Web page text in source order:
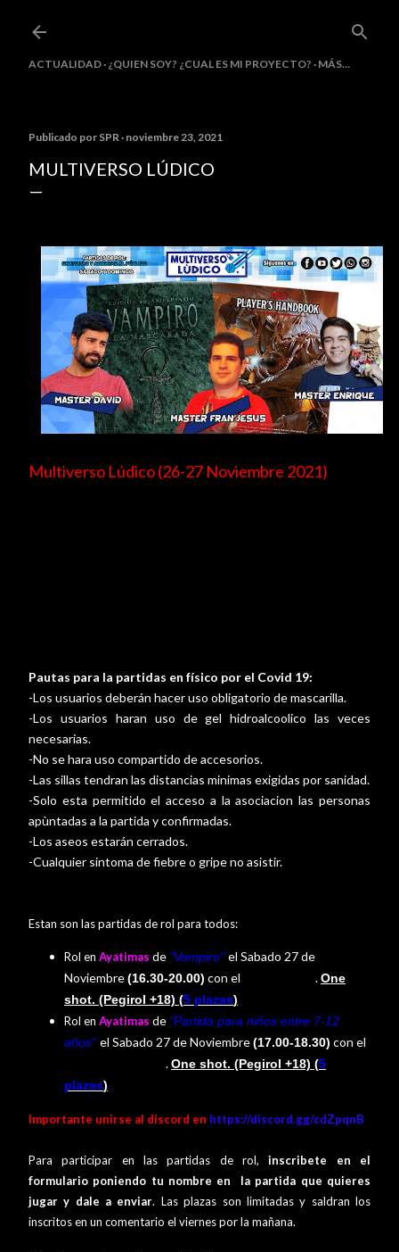
ACTUALIDAD ¿QUIEN SOY? ¿CUAL ES MI PROYECTO? MÁS…
Publicado por SPR noviembre 23, 2021
MULTIVERSO LÚDICO
Multiverso Lúdico (26-27 Noviembre 2021)
Pautas para la partidas en físico por el Covid 19:
-Los usuarios deberán hacer uso obligatorio de mascarilla.
-Los usuarios haran uso de gel hidroalcoolico las veces
necesarias.
-No se hara uso compartido de accesorios.
-Las sillas tendran las distancias minimas exigidas por sanidad.
-Solo esta permitido el acceso a la asociacion las personas
apùntadas a la partida y confirmadas.
-Los aseos estarán cerrados.
-Cualquier sintoma de fiebre o gripe no asistir.
Estan son las partidas de rol para todos:
Rol en Ayatimas de "Vampiro" el Sabado 27de
Noviembre(16.30-20.00) con el .One
shot. (Pegirol +18) (5 plazas)
Rol en Ayatimas de "Partida para niños entre 7-12
años" el Sabado 27deNoviembre(17.00-18.30) con el
.One shot. (Pegirol +18) (5
plazas)
Importante unirse al discord en https://discord.gg/cdZpqnB
Para participar en las partidas de rol,inscribete en el
formulario poniendo tu nombre en la partida que quieres
jugar y dale a enviar. Las plazas son limitadas y saldran los
inscritos en un comentario el viernes por la mañana.